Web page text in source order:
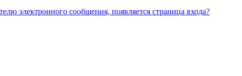
электронного сообщения, появляется страница входа?